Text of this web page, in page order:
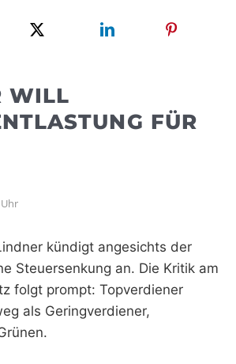
WILL
FÜR
kündigt angesichts der
Steuersenkung an. Die Kritik am
folgt prompt: Topverdiener
als Geringverdiener,